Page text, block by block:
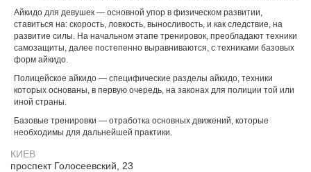
Айкидо для девушек — основной упор в физическом развитии,
ставиться на: скорость, ловкость, выносливость, и как следствие, на
развитие силы. На начальном этапе тренировок, преобладают техники
самозащиты, далее постепенно выравниваются, с техниками базовых
форм айкидо.
Полицейское айкидо — специфические разделы айкидо, техники
которых основаны, в первую очередь, на законах для полиции той или
иной страны.
Базовые тренировки — отработка основных движений, которые
необходимы для дальнейшей практики.
КИЕВ
проспект Голосеевский, 23